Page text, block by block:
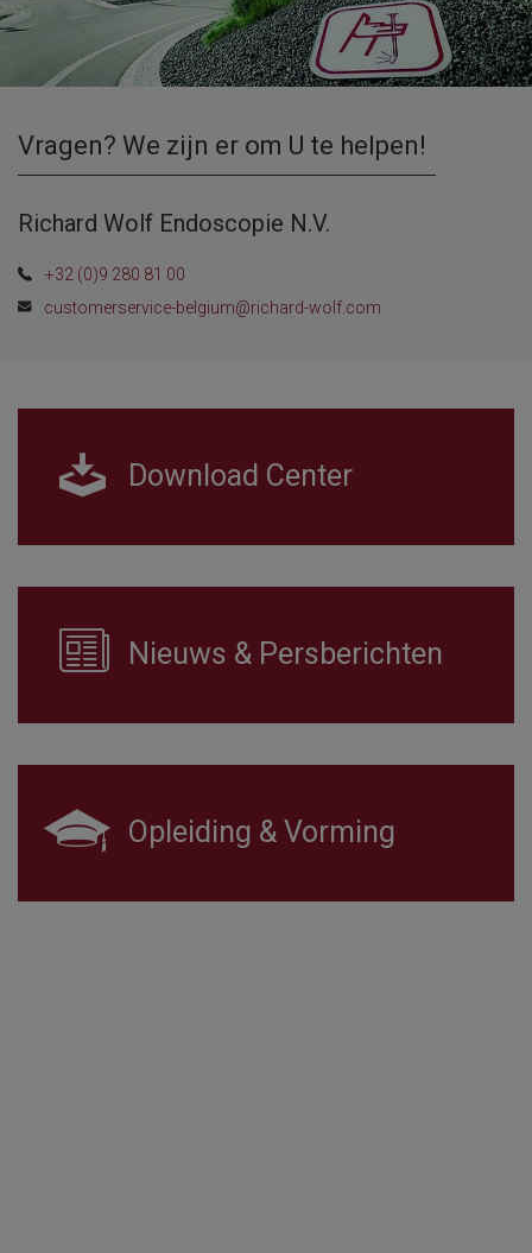
Vragen? We zijn er om U te helpen!
Richard Wolf Endoscopie N.V.
+32 (0)9 280 81 00
customerservice-belgium@richard-wolf.com
Download Center
Nieuws & Persberichten
Opleiding & Vorming